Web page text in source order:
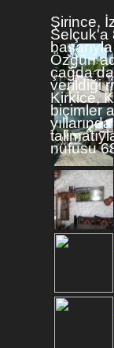
Şirince,
Selçuk'a
Özgün
çağda
verildiği
Kirkice,
biçimler
nüfusu